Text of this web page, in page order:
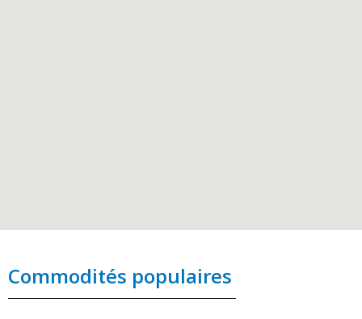
Commodités populaires